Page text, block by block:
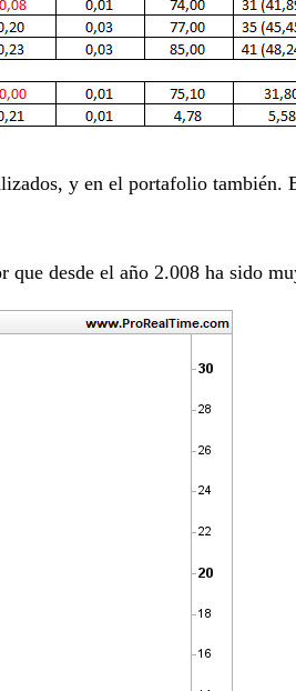
y en el portafolio
que desde el año 2.008 ha sido